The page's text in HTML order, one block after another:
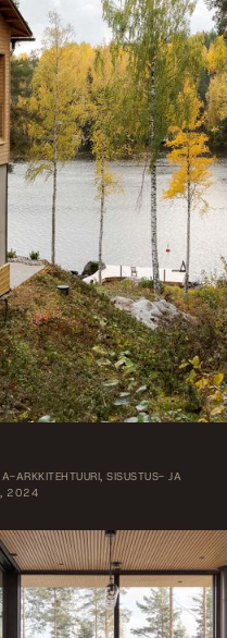
ARKKITEHTUURI, SISUSTUS- JA
2024